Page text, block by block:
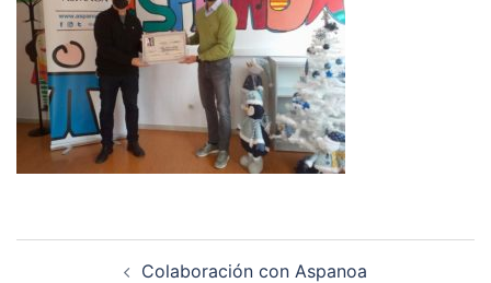
Colaboración con Aspanoa